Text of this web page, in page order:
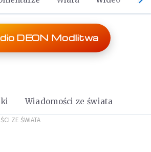
DEON Modlitwa
Wiadomości ze świata
ZE ŚWIATA